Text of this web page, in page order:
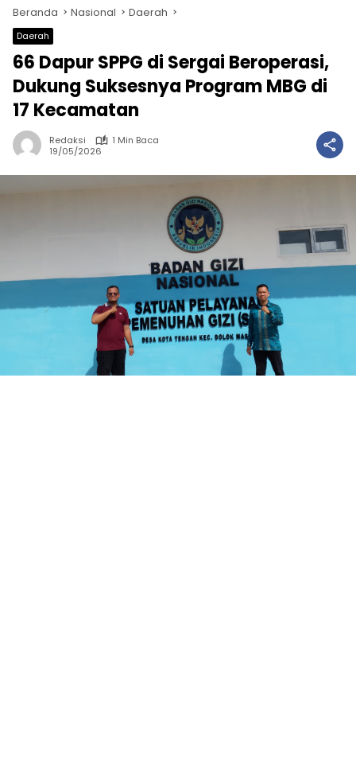
Beranda Nasional Daerah
Daerah
66 Dapur SPPG di Sergai Beroperasi,
Dukung Suksesnya Program MBG di
17 Kecamatan
Redaksi
1 Min Baca
19/05/2026